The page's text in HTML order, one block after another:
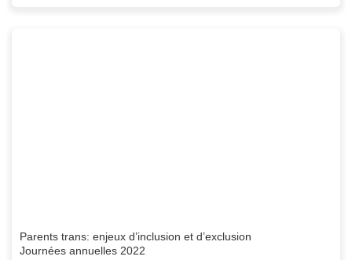
Parents trans: enjeux d’inclusion et d’exclusion
Journées annuelles 2022